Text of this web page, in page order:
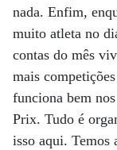
nada. Enfim,
muito atleta no
contas do mês
mais
funciona bem
Prix. Tudo é
isso aqui. Temos